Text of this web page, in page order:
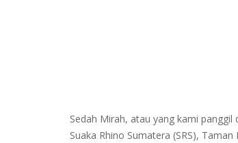
Sedah Mirah, atau yang kami
Suaka Rhino Sumatera (SRS),